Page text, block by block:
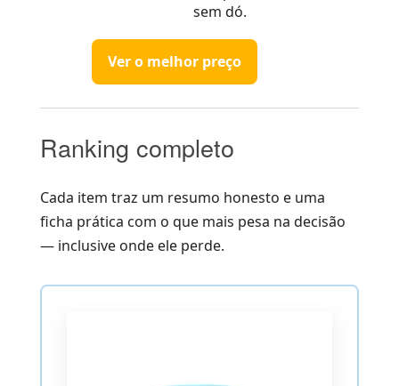
sem dó.
Ver o melhor preço
Ranking completo
Cada item traz um resumo honesto e uma
ficha prática com o que mais pesa na decisão
— inclusive onde ele perde.